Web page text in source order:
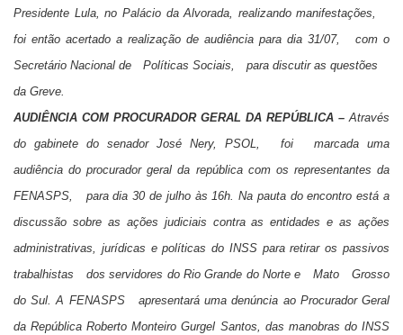
Presidente Lula, no Palácio da Alvorada, realizando manifestações,
foi então acertado a realização de audiência para dia 31/07, com o
Secretário Nacional de Políticas Sociais, para discutir as questões
da Greve.
AUDIÊNCIA COM PROCURADOR GERAL DA REPÚBLICA – Através
do gabinete do senador José Nery, PSOL, foi marcada uma
audiência do procurador geral da república com os representantes da
FENASPS, para dia 30 de julho às 16h. Na pauta do encontro está a
discussão sobre as ações judiciais contra as entidades e as ações
administrativas, jurídicas e políticas do INSS para retirar os passivos
trabalhistas dos servidores do Rio Grande do Norte e Mato Grosso
do Sul. A FENASPS apresentará uma denúncia ao Procurador Geral
da República Roberto Monteiro Gurgel Santos, das manobras do INSS